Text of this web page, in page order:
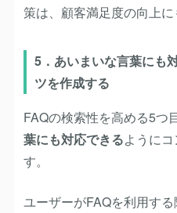
策は、顧客満足度の向上に
5．あいまいな言葉にも
ツを作成する
FAQの検索性を高める5つ
葉にも対応できるように
す。
ユーザーがFAQを利用す